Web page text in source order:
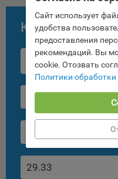
Сайт использует
удобства
предоставления
рекомендаций. Вы
cookie. Отозвать
Политики
файлов cookie:
Пользователи могут
обрабатываемые на
корректная работа
использования
отключения может
выбор предпочтений
также могут
версии страниц.
Помимо настроек
персональных данных
браузера.
Конвертер
Лучший